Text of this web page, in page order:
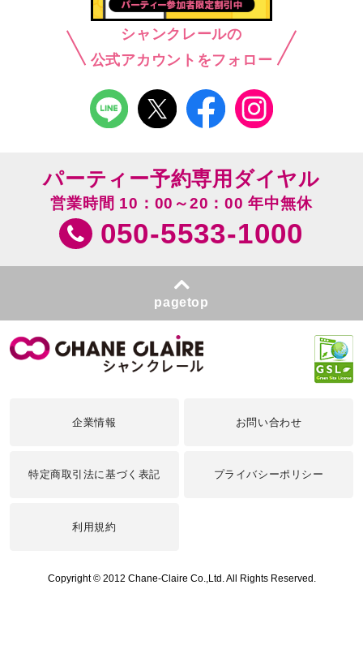
シャンクレールの
公式アカウントをフォロー
パーティー予約専用ダイヤル
営業時間 10：00～20：00 年中無休
050-5533-1000
pagetop
企業情報 お問い合わせ
特定商取引法に基づく表記 プライバシーポリシー
利用規約
Copyright © 2012 Chane-Claire Co.,Ltd. All Rights Reserved.